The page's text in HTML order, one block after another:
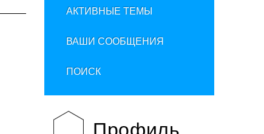
АКТИВНЫЕ ТЕМЫ
ВАШИ СООБЩЕНИЯ
ПОИСК